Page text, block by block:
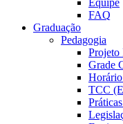
Equipe
FAQ
Graduação
Pedagogia
Projeto
Grade
TCC